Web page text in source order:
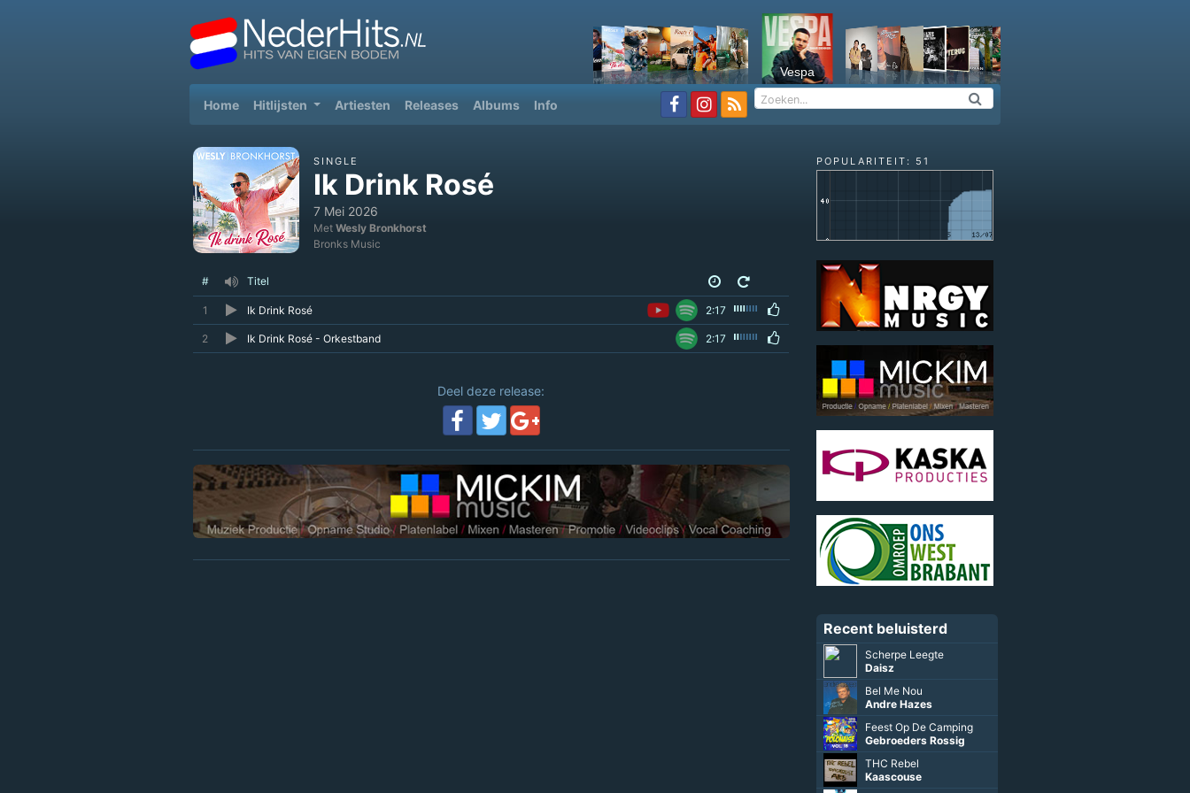
Vespa
Home(current)
Hitlijsten Artiesten Releases Albums Info
SINGLE
Ik Drink Rosé
7 Mei 2026
Met Wesly Bronkhorst
Bronks Music
# Titel
1 Ik Drink Rosé 2:17
2 Ik Drink Rosé - Orkestband 2:17
Deel deze release:
POPULARITEIT: 51
Recent beluisterd
Scherpe Leegte
Daisz
Bel Me Nou
Andre Hazes
Feest Op De Camping
Gebroeders Rossig
THC Rebel
Kaascouse